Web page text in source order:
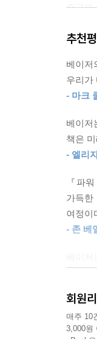
중국은
희토류
환경
가격
경비
최대
러시
진실
콩고
노동
소재인
거쳐
없다는
“제2
추천평
베이저
우리가
- 마크
베이저
책은
- 엘리
『파
가득
여정이
- 존 베
회원
매주 10
3,000원